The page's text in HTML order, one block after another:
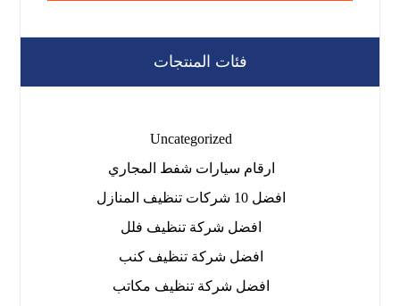
فئات المنتجات
Uncategorized
ارقام سيارات شفط المجاري
افضل 10 شركات تنظيف المنازل
افضل شركة تنظيف فلل
افضل شركة تنظيف كنب
افضل شركة تنظيف مكاتب